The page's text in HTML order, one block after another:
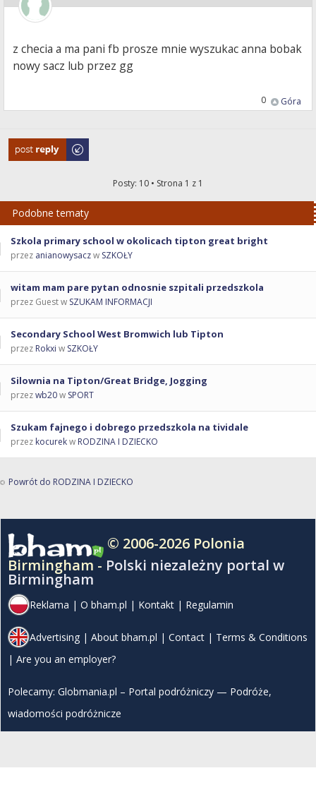
z checia a ma pani fb prosze mnie wyszukac anna bobak
nowy sacz lub przez gg
Góra
0
Odpowiedz
Posty: 10 • Strona 1 z 1
Podobne tematy
Szkola primary school w okolicach tipton great bright
przez anianowysaczw SZKOŁY
witam mam pare pytan odnosnie szpitali przedszkola
przez Guest w SZUKAM INFORMACJI
Secondary School West Bromwich lub Tipton
przez Rokxi w SZKOŁY
Silownia na Tipton/Great Bridge, Jogging
przezwb20w SPORT
Szukam fajnego i dobrego przedszkola na tividale
przez kocurekw RODZINA I DZIECKO
Powrót do RODZINA I DZIECKO
© 2006-2026 Polonia
Birmingham - Polski niezależny portal w
Birmingham
Reklama | O bham.pl | Kontakt | Regulamin
Advertising | About bham.pl | Contact | Terms & Conditions
| Are you an employer?
Polecamy: Globmania.pl – Portal podróżniczy — Podróże,
wiadomości podróżnicze